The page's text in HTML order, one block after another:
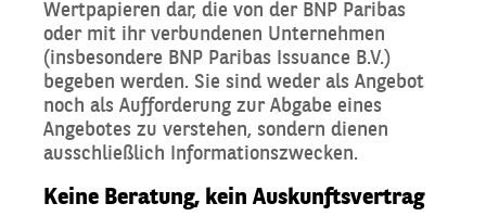
Wertpapieren dar, die von der BNP Paribas
oder mit ihr verbundenen Unternehmen
(insbesondere BNP Paribas Issuance B.V.)
begeben werden. Sie sind weder als Angebot
noch als Aufforderung zur Abgabe eines
Angebotes zu verstehen, sondern dienen
ausschließlich Informationszwecken.
Keine Beratung, kein Auskunftsvertrag